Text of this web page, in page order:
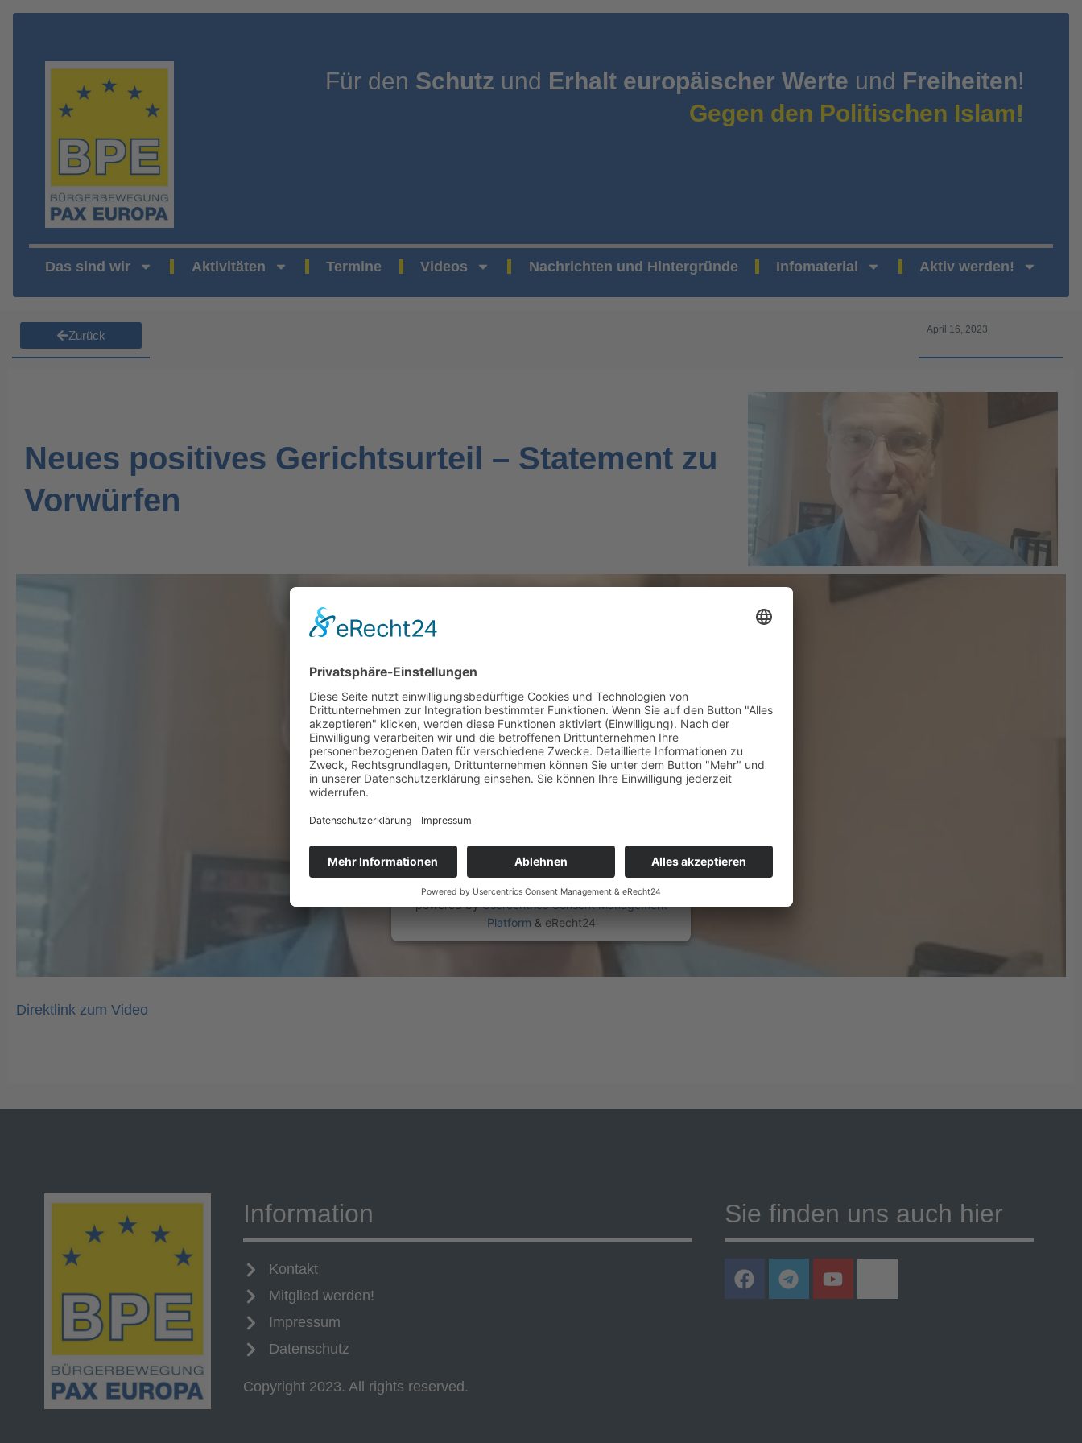
Für den Schutz und Erhalt europäischer Werte und Freiheiten!
Gegen den Politischen Islam!
Das sind wir Aktivitäten Termine Videos Nachrichten und Hintergründe Infomaterial Aktiv werden!
Zurück April 16, 2023
Neues positives Gerichtsurteil – Statement zu
Vorwürfen
VIDEO-SERVICE ZU LADEN!
Wir verwenden einen Service eines
Drittanbieters, um Videoinhalte einzubetten.
Dieser Service kann Daten zu Ihren Aktivitäten
sammeln. Bitte lesen Sie die Details durch und
stimmen Sie der Nutzung des Service zu, um
dieses Video anzusehen.
Akzeptieren
powered byUsercentrics Consent Management
Platform & eRecht24
Direktlink zum Video
Information
Kontakt
Mitglied werden!
Impressum
Datenschutz
Copyright 2023. All rights reserved.
Sie finden uns auch hier